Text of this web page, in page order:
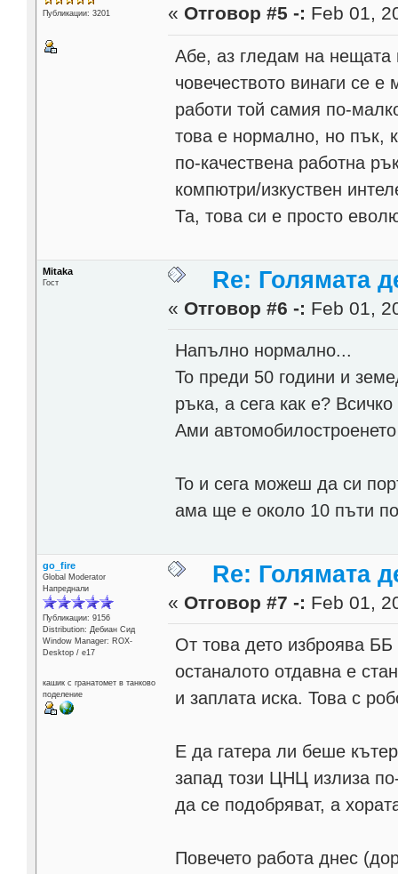
Публикации: 3201 « Отговор #5 -: Feb 01,
Абе, аз гледам на нещата
човечеството винаги се
работи той самия по-
това е нормално, но пък,
по-качествена работна
компютри/изкуствен
Та, това си е просто
Mitaka
Гост Re: Голямата
« Отговор #6 -: Feb 01,
Напълно нормално...
То преди 50 години и
ръка, а сега как е?
Ами
То и сега можеш да си
ама ще е около 10 пъти
go_fire
Global Moderator
Напреднали
Публикации: 9156
Distribution: Дебиан Сид
Window Manager: ROX-
Desktop / е17
кашик с гранатомет в танково
поделение
Re: Голямата
« Отговор #7 -: Feb 01,
От това дето изброява ББ
останалото отдавна е
и заплата иска. Това с
Е да гатера ли беше
запад този ЦНЦ излиза
да се подобряват, а
Повечето работа днес